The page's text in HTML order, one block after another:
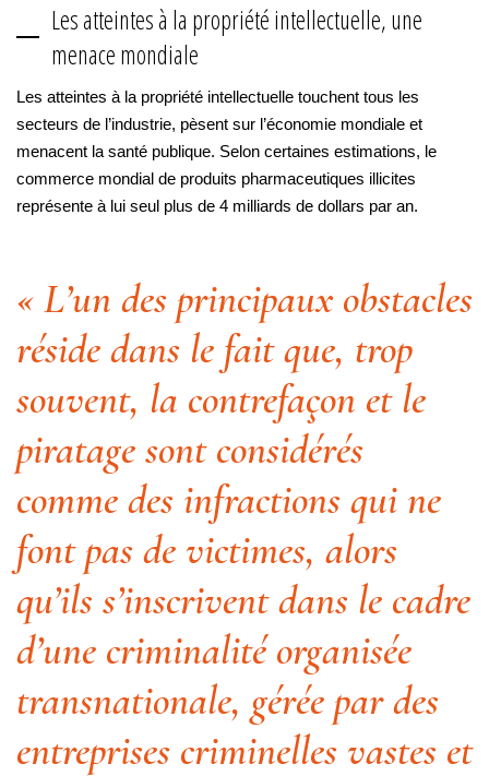
Les atteintes à la propriété intellectuelle, une
menace mondiale
Les atteintes à la propriété intellectuelle touchent tous les
secteurs de l’industrie, pèsent sur l’économie mondiale et
menacent la santé publique. Selon certaines estimations, le
commerce mondial de produits pharmaceutiques illicites
représente à lui seul plus de 4 milliards de dollars par an.
« L’un des principaux obstacles
réside dans le fait que, trop
souvent, la contrefaçon et le
piratage sont considérés
comme des infractions qui ne
font pas de victimes, alors
qu’ils s’inscrivent dans le cadre
d’une criminalité organisée
transnationale, gérée par des
entreprises criminelles vastes et